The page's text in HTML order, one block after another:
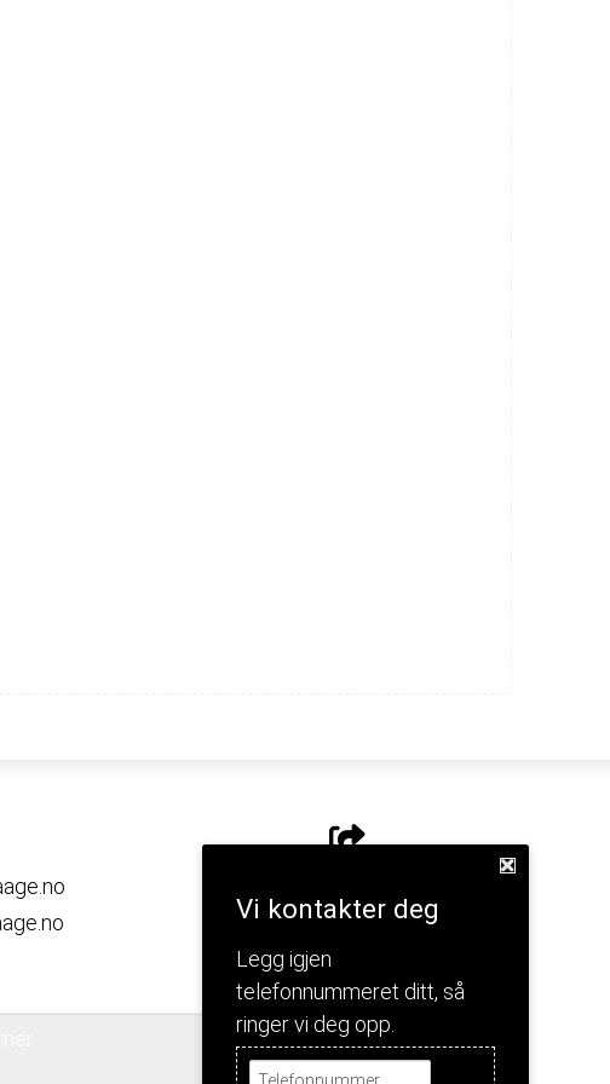
Vi kontakter deg
Legg igjen
telefonnummeret ditt, så
ringer vi deg opp.
Jeg forstår!